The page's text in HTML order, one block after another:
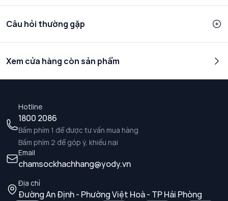
Câu hỏi thường gặp
Xem cửa hàng còn sản phẩm
Hotline
1800 2086
Bấm phím 1 để được tư vấn mua hàng
Bấm phím 2 để góp ý, khiếu nại
Email
chamsockhachhang@yody.vn
Địa chỉ
Đường An Định - Phường Việt Hoà - TP Hải Phòng